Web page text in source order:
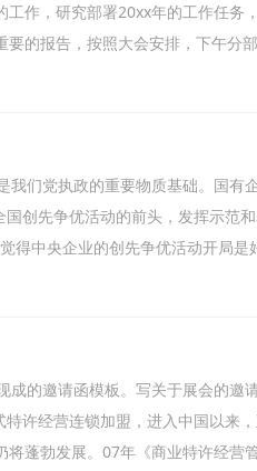
作，研究部署20xx年的工作任务
的报告，按照大会安排，下午分
们党执政的重要物质基础。国有
创先争优活动的前头，发挥示范
中央企业的创先争优活动开局是
的邀请函模板。写关于展会的邀
许经营连锁加盟，进入中国以来
蓬勃发展。07年《商业特许经营